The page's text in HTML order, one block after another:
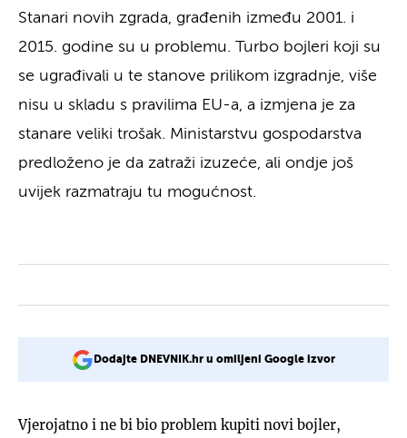
Stanari novih zgrada, građenih između 2001. i
2015. godine su u problemu. Turbo bojleri koji su
se ugrađivali u te stanove prilikom izgradnje, više
nisu u skladu s pravilima EU-a, a izmjena je za
stanare veliki trošak. Ministarstvu gospodarstva
predloženo je da zatraži izuzeće, ali ondje još
uvijek razmatraju tu mogućnost.
Dodajte DNEVNIK.hr u omiljeni Google izvor
Vjerojatno i ne bi bio problem kupiti novi bojler,